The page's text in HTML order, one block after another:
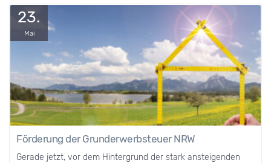
23.
Mai
Förderung der Grunderwerbsteuer NRW
Gerade jetzt, vor dem Hintergrund der stark ansteigenden